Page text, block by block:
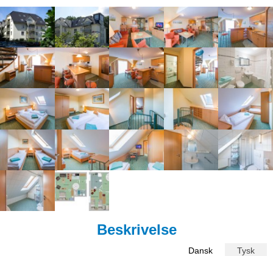
Beskrivelse
Dansk Tysk